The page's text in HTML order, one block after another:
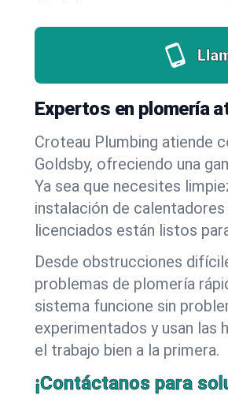
Expertos en plomería
Croteau Plumbing atiende
Goldsby, ofreciendo una
Ya sea que necesites
instalación de
licenciados están listos
Desde obstrucciones
problemas de plomería
sistema funcione sin
experimentados y usan las
el trabajo bien a la primera.
¡Contáctanos para